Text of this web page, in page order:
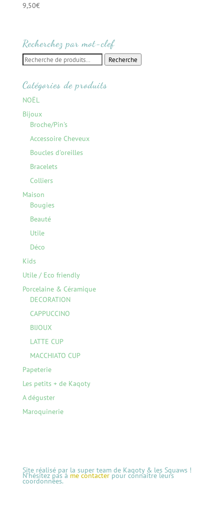
9,50€
Recherchez par mot-clef
Recherche
pour :
Recherche
Catégories de produits
NOËL
Bijoux
Broche/Pin's
Accessoire Cheveux
Boucles d'oreilles
Bracelets
Colliers
Maison
Bougies
Beauté
Utile
Déco
Kids
Utile / Eco friendly
Porcelaine & Céramique
DECORATION
CAPPUCCINO
BIJOUX
LATTE CUP
MACCHIATO CUP
Papeterie
Les petits + de Kaqoty
A déguster
Maroquinerie
Site réalisé par la super team de Kaqoty & les Squaws !
N’hésitez pas à me contacterpour connaitre leurs
coordonnées.